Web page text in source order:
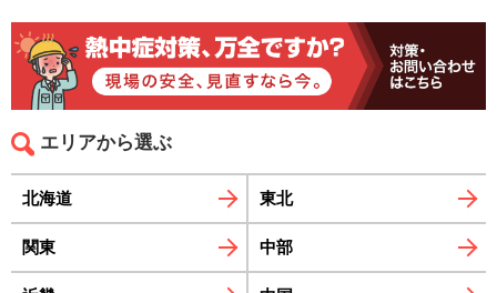
エリアから選ぶ
北海道 東北
関東 中部